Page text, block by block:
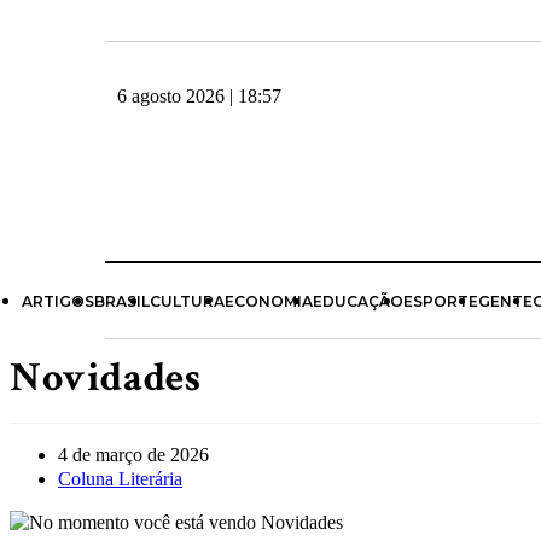
6 agosto 2026 | 18:57
ARTIGOSBRASILCULTURAECONOMIAEDUCAÇÃOESPORTEGENTE
Novidades
4 de março de 2026
Coluna Literária